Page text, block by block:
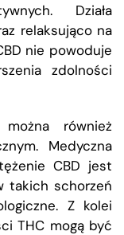
Działa
relaksująco na
nie powoduje
zdolności
również
Medyczna
CBD jest
takich schorzeń
Z kolei
THC mogą być